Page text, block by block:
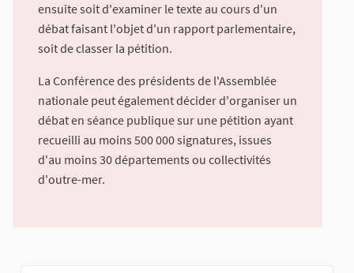
ensuite soit d'examiner le texte au cours d'un
débat faisant l'objet d'un rapport parlementaire,
soit de classer la pétition.
La Conférence des présidents de l'Assemblée
nationale peut également décider d'organiser un
débat en séance publique sur une pétition ayant
recueilli au moins 500 000 signatures, issues
d'au moins 30 départements ou collectivités
d'outre-mer.